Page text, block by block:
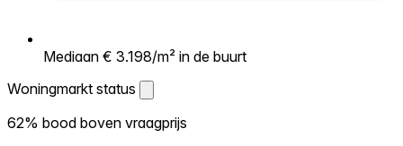
Mediaan € 3.198/m² in de buurt
Woningmarkt status
Woningmarkt status
62% bood boven vraagprijs